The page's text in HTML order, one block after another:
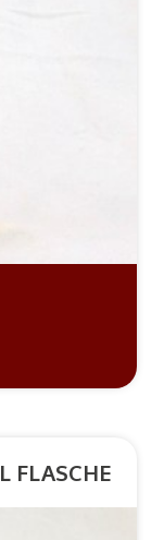
FLASCHE